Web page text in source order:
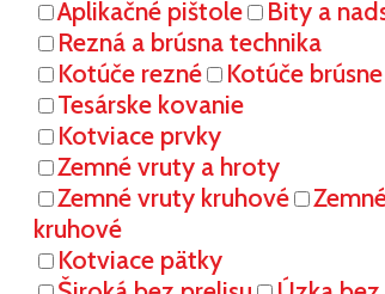
Aplikačné pištole
Bity a
Rezná a brúsna technika
Kotúče rezné
Kotúče brúsne
Tesárske kovanie
Kotviace prvky
Zemné vruty a hroty
Zemné vruty kruhové
kruhové
Kotviace pätky